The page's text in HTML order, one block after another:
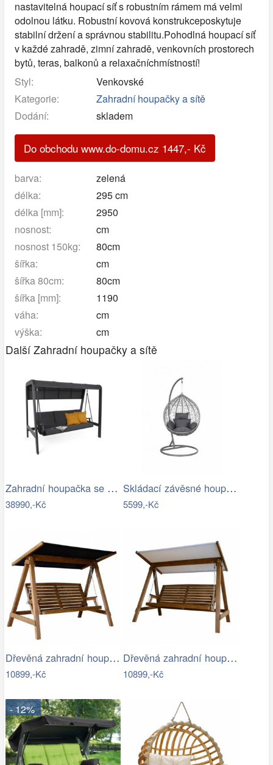
nastavitelná houpací síť s robustním rámem má velmi
odolnou látku. Robustní kovová konstrukceposkytuje
stabilní držení a správnou stabilitu.Pohodlná houpací síť
v každé zahradě, zimní zahradě, venkovních prostorech
bytů, teras, balkonů a relaxačníchmístností!
Styl:
Venkovské
Kategorie:
Zahradní houpačky a sítě
Dodání:
skladem
Do obchodu www.do-domu.cz 1447,- Kč
barva:
zelená
délka:
295 cm
délka [mm]:
2950
nosnost:
cm
nosnost 150kg:
80cm
šířka:
cm
šířka 80cm:
80cm
šířka [mm]:
1190
váha:
cm
výška:
cm
Další Zahradní houpačky a sítě
Zahradní houpačka se stříškou GH434015
38990,-Kč
Skládací závěsné houpací křeslo…
5599,-Kč
Dřevěná zahradní houpačka Lucas pro 4…
10899,-Kč
Dřevěná zahradní houpačka Lucas pro 4…
10899,-Kč
- 12%